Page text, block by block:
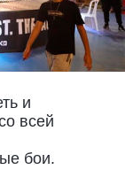
и
всей
бои.